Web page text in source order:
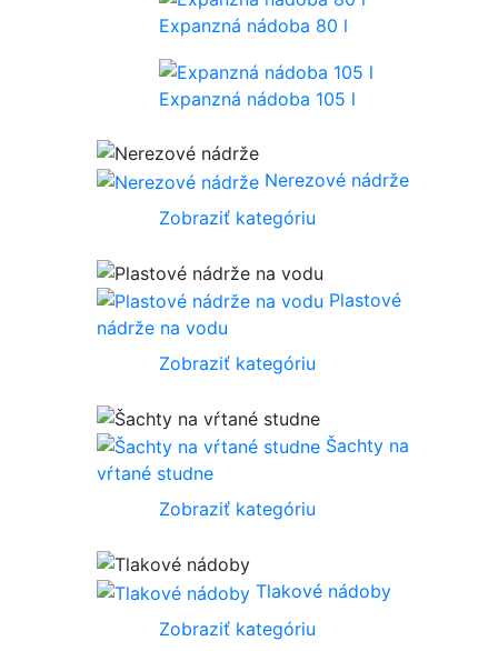
Expanzná nádoba 80 l
Expanzná nádoba 105 l
Nerezové nádrže
Zobraziť kategóriu
Plastové
nádrže na vodu
Zobraziť kategóriu
Šachty na
vŕtané studne
Zobraziť kategóriu
Tlakové nádoby
Zobraziť kategóriu